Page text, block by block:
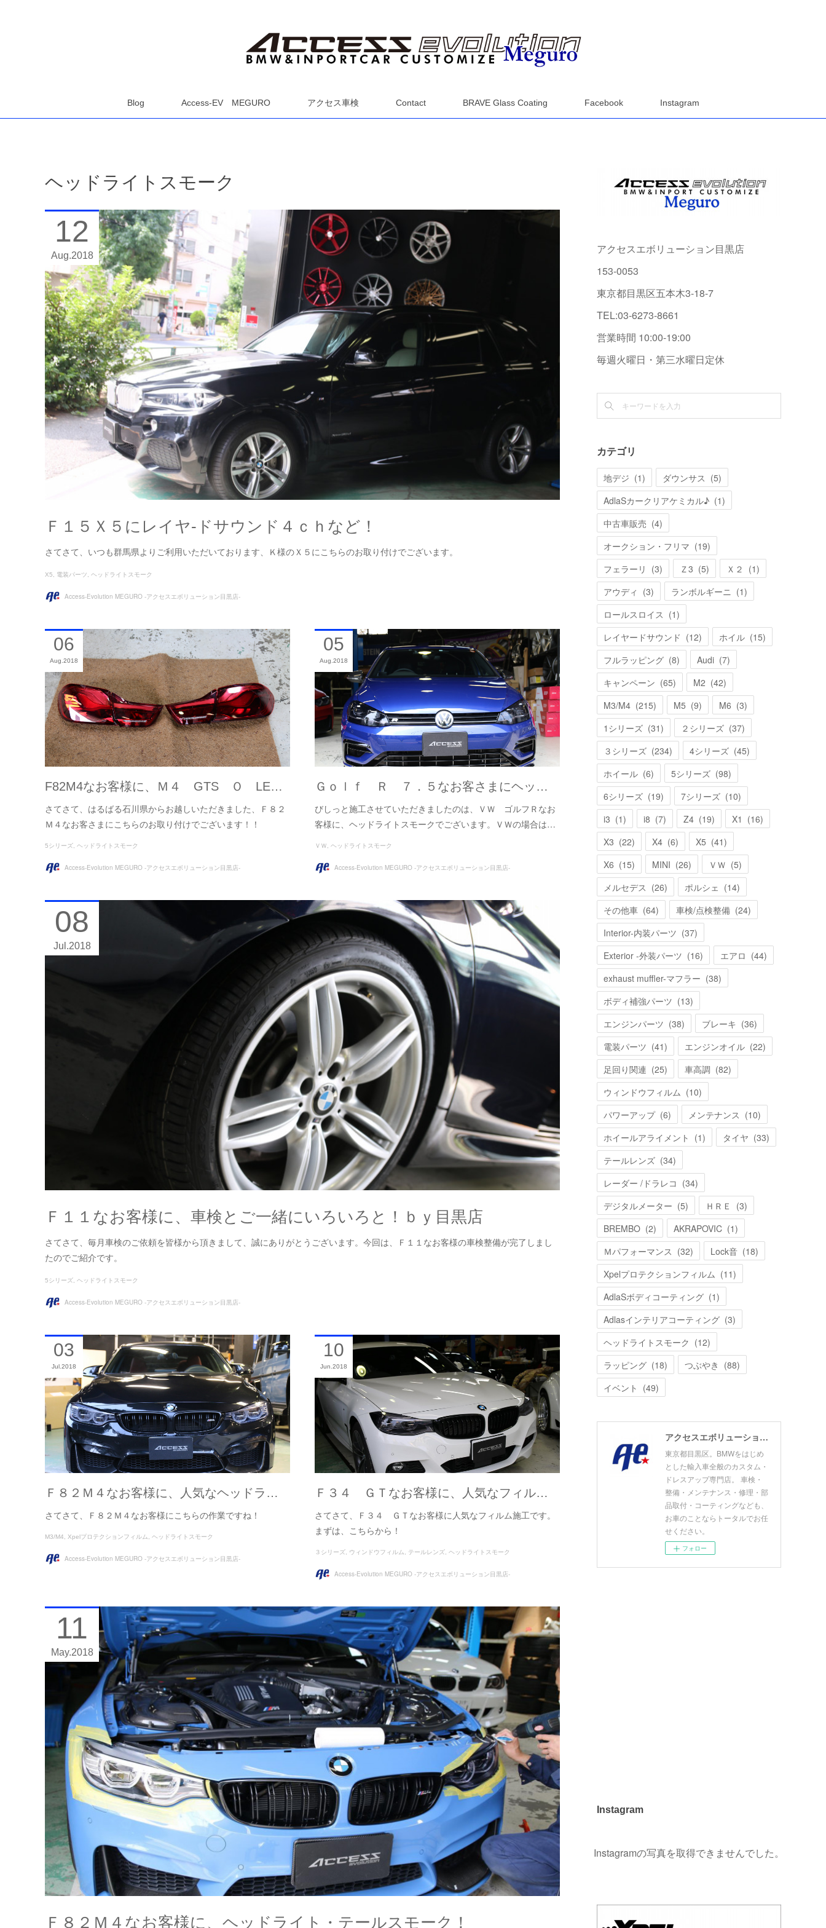
Blog Access-EV MEGURO アクセス車検 Contact BRAVE Glass Coating Facebook Instagram
ヘッドライトスモーク
Ｆ１５Ｘ５にレイヤ-ドサウンド４ｃｈなど！
さてさて、いつも群馬県よりご利用いただいております、Ｋ様のＸ５にこちらのお取り付けでございます。
12
Aug 2018
X5 電装パーツ ヘッドライトスモーク
Access-Evolution MEGURO -アクセスエボリューション目黒店-
F82M4なお客様に、Ｍ４ GTS Ｏ LE…
さてさて、はるばる石川県からお越しいただきました、Ｆ８２
Ｍ４なお客さまにこちらのお取り付けでございます！！
06
Aug 2018
5シリーズ ヘッドライトスモーク
Access-Evolution MEGURO -アクセスエボリューション目黒店-
Ｇｏｌｆ Ｒ ７．５なお客さまにヘッ…
びしっと施工させていただきましたのは、ＶＷ ゴルフＲなお
客様に、ヘッドライトスモークでございます。ＶＷの場合は…
05
Aug 2018
ＶＷ ヘッドライトスモーク
Access-Evolution MEGURO -アクセスエボリューション目黒店-
Ｆ１１なお客様に、車検とご一緒にいろいろと！ｂｙ目黒店
さてさて、毎月車検のご依頼を皆様から頂きまして、誠にありがとうございます。今回は、Ｆ１１なお客様の車検整備が完了しまし
たのでご紹介です。
08
Jul 2018
5シリーズ ヘッドライトスモーク
Access-Evolution MEGURO -アクセスエボリューション目黒店-
Ｆ８２Ｍ４なお客様に、人気なヘッドラ…
さてさて、Ｆ８２Ｍ４なお客様にこちらの作業ですね！
03
Jul 2018
M3/M4 Xpelプロテクションフィルム ヘッドライトスモーク
Access-Evolution MEGURO -アクセスエボリューション目黒店-
Ｆ３４ ＧＴなお客様に、人気なフィル…
さてさて、Ｆ３４ ＧＴなお客様に人気なフィルム施工です。
まずは、こちらから！
10
Jun 2018
３シリーズ ウィンドウフィルム テールレンズ ヘッドライトスモーク
Access-Evolution MEGURO -アクセスエボリューション目黒店-
Ｆ８２Ｍ４なお客様に、ヘッドライト・テールスモーク！
11
May 2018
アクセスエボリューション目黒店
153-0053
東京都目黒区五本木3-18-7
TEL:03-6273-8661
営業時間 10:00-19:00
毎週火曜日・第三水曜日定休
カテゴリ
地デジ (1) ダウンサス (5)
AdlaSカークリアケミカル♪ (1)
中古車販売 (4)
オークション・フリマ (19)
フェラーリ (3) Ｚ3 (5) Ｘ２ (1)
アウディ (3) ランボルギーニ (1)
ロールスロイス (1)
レイヤードサウンド (12) ホイル (15)
フルラッピング (8) Audi (7)
キャンペーン (65) M2 (42)
M3/M4 (215) M5 (9) M6 (3)
1シリーズ (31) ２シリーズ (37)
３シリーズ (234) 4シリーズ (45)
ホイール (6) 5シリーズ (98)
6シリーズ (19) 7シリーズ (10)
i3 (1) i8 (7) Z4 (19) X1 (16)
X3 (22) X4 (6) X5 (41)
X6 (15) MINI (26) ＶＷ (5)
メルセデス (26) ポルシェ (14)
その他車 (64) 車検/点検整備 (24)
Interior-内装パーツ (37)
Exterior -外装パーツ (16) エアロ (44)
exhaust muffler-マフラー (38)
ボディ補強パーツ (13)
エンジンパーツ (38) ブレーキ (36)
電装パーツ (41) エンジンオイル (22)
足回り関連 (25) 車高調 (82)
ウィンドウフィルム (10)
パワーアップ (6) メンテナンス (10)
ホイールアライメント (1) タイヤ (33)
テールレンズ (34)
レーダー /ドラレコ (34)
デジタルメーター (5) ＨＲＥ (3)
BREMBO (2) AKRAPOVIC (1)
Ｍパフォーマンス (32) Lock音 (18)
Xpelプロテクションフィルム (11)
AdlaSボディコーティング (1)
Adlasインテリアコーティング (3)
ヘッドライトスモーク (12)
ラッピング (18) つぶやき (88)
イベント (49)
アクセスエボリューション目黒店 ACCESS EVOLUTION MEGURO
東京都目黒区。BMWをはじめ
とした輸入車全般のカスタム・
ドレスアップ専門店。 車検・
整備・メンテナンス・修理・部
品取付・コーティングなども、
お車のことならトータルでお任
せください。
フォロー
Instagram
Instagramの写真を取得できませんでした。